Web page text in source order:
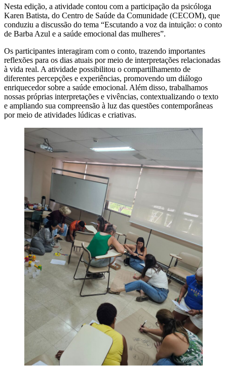
Nesta edição, a atividade contou com a participação da psicóloga
Karen Batista, do Centro de Saúde da Comunidade (CECOM), que
conduziu a discussão do tema “Escutando a voz da intuição: o conto
de Barba Azul e a saúde emocional das mulheres”.
Os participantes interagiram com o conto, trazendo importantes
reflexões para os dias atuais por meio de interpretações relacionadas
à vida real. A atividade possibilitou o compartilhamento de
diferentes percepções e experiências, promovendo um diálogo
enriquecedor sobre a saúde emocional. Além disso, trabalhamos
nossas próprias interpretações e vivências, contextualizando o texto
e ampliando sua compreensão à luz das questões contemporâneas
por meio de atividades lúdicas e criativas.